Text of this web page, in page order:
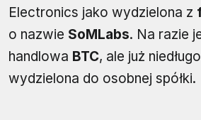
Electronics jako wydzielona z
o nazwie SoMLabs. Na razie
handlowa BTC, ale już
wydzielona do osobnej spółki.